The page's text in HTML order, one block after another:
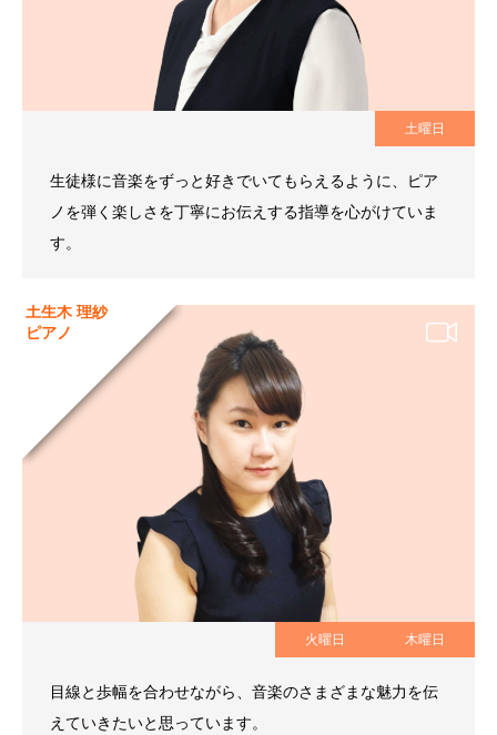
土曜日
生徒様に音楽をずっと好きでいてもらえるように、ピア
ノを弾く楽しさを丁寧にお伝えする指導を心がけていま
す。
土生木 理紗
ピアノ
木曜日
火曜日
目線と歩幅を合わせながら、音楽のさまざまな魅力を伝
えていきたいと思っています。